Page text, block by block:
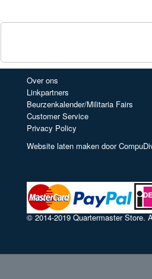
Over ons
Linkpartners
Beurzenkalender/Militaria Fairs
Customer Service
Privacy Policy
Website laten maken door
© 2014-2019 Quartermaster Store.